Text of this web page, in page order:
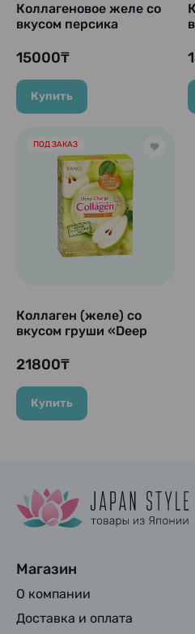
Коллагеновое желе со
вкусом персика
стика
15000₸
Купить
ПОД ЗАКАЗ
Коллаген (желе) со
вкусом груши «Deep
France Jelly» (20 г × 10
21800₸
Купить
Магазин
О компании
Доставка и оплата